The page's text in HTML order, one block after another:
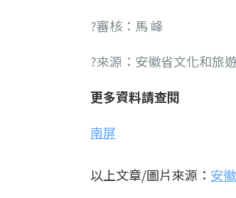
?審核：馬 峰
?來源：安徽省文化和旅
更多資料請查閱
南屏
以上文章/圖片來源： 安